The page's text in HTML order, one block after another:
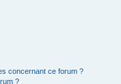
concernant ce forum ?
?